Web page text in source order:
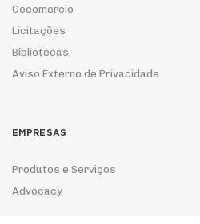
Cecomercio
Licitações
Bibliotecas
Aviso Externo de Privacidade
EMPRESAS
Produtos e Serviços
Advocacy